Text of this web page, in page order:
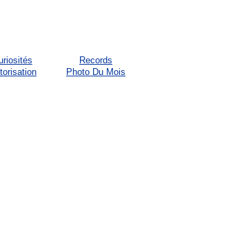
Records
Photo Du Mois